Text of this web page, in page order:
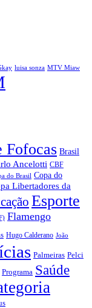
luisa sonza MTV Miaw
Fofocas Brasil
Ancelotti CBF
do Brasil Copa do
Libertadores da
Esporte
Flamengo
Hugo Calderano João
Palmeiras Pelci
Programa Saúde